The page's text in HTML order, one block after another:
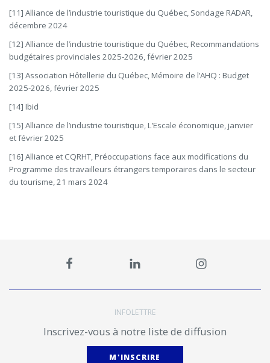
[11] Alliance de l’industrie touristique du Québec, Sondage RADAR,
décembre 2024
[12] Alliance de l’industrie touristique du Québec, Recommandations
budgétaires provinciales 2025-2026, février 2025
[13] Association Hôtellerie du Québec, Mémoire de l’AHQ : Budget
2025-2026, février 2025
[14] Ibid
[15] Alliance de l’industrie touristique, L’Escale économique, janvier
et février 2025
[16] Alliance et CQRHT, Préoccupations face aux modifications du
Programme des travailleurs étrangers temporaires dans le secteur
du tourisme, 21 mars 2024
INFOLETTRE
Inscrivez-vous à notre liste de diffusion
M'INSCRIRE